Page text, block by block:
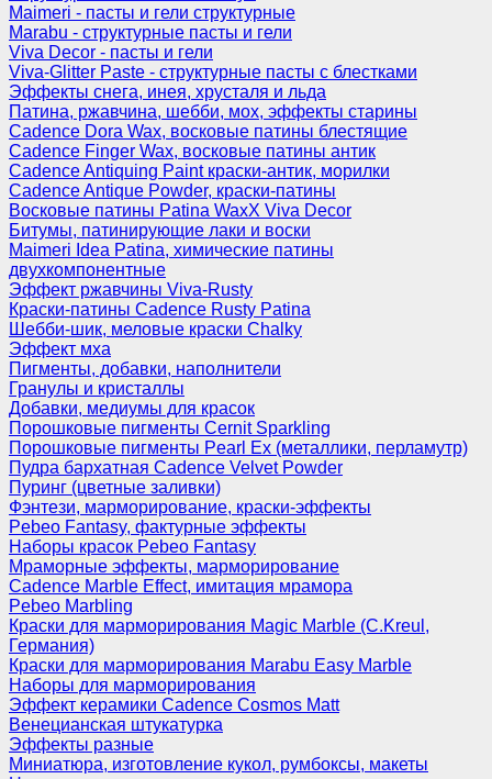
Maimeri - пасты и гели структурные
Marabu - структурные пасты и гели
Viva Decor - пасты и гели
Viva-Glitter Paste - структурные пасты с блестками
Эффекты снега, инея, хрусталя и льда
Патина, ржавчина, шебби, мох, эффекты старины
Cadence Dora Wax, восковые патины блестящие
Cadence Finger Wax, восковые патины антик
Сadence Antiquing Paint краски-антик, морилки
Cadence Antique Powder, краски-патины
Восковые патины Patina WaxX Viva Decor
Битумы, патинирующие лаки и воски
Maimeri Idea Patina, химические патины
двухкомпонентные
Эффект ржавчины Viva-Rusty
Краски-патины Cadence Rusty Patina
Шебби-шик, меловые краски Chalky
Эффект мха
Пигменты, добавки, наполнители
Гранулы и кристаллы
Добавки, медиумы для красок
Порошковые пигменты Cernit Sparkling
Порошковые пигменты Pearl Ex (металлики, перламутр)
Пудра бархатная Cadence Velvet Powder
Пуринг (цветные заливки)
Фэнтези, марморирование, краски-эффекты
Pebeo Fantasy, фактурные эффекты
Наборы красок Pebeo Fantasy
Мраморные эффекты, марморирование
Cadence Marble Effect, имитация мрамора
Pebeo Marbling
Краски для марморирования Magic Marble (C.Kreul,
Германия)
Краски для марморирования Marabu Easy Marble
Наборы для марморирования
Эффект керамики Cadence Cosmos Matt
Венецианская штукатурка
Эффекты разные
Миниатюра, изготовление кукол, румбоксы, макеты